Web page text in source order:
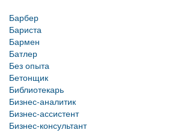
Барбер
Бариста
Бармен
Батлер
Без опыта
Бетонщик
Библиотекарь
Бизнес-аналитик
Бизнес-ассистент
Бизнес-консультант